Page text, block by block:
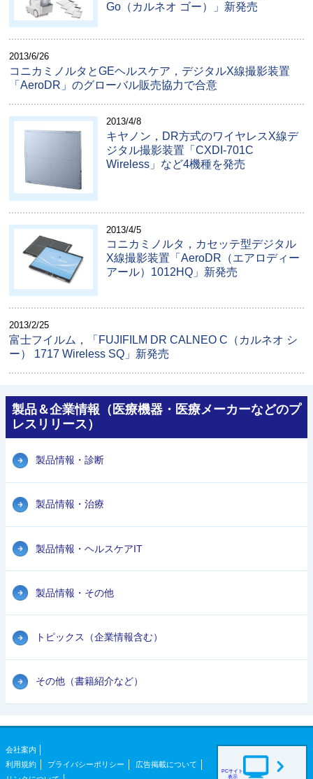
Go（カルネオ ゴー）」新発売
2013/6/26
コニカミノルタとGEヘルスケア，デジタルX線撮影装置
「AeroDR」のグローバル販売協力で合意
2013/4/8
キヤノン，DR方式のワイヤレスX線デ
ジタル撮影装置「CXDI-701C
Wireless」など4機種を発売
2013/4/5
コニカミノルタ，カセッテ型デジタル
X線撮影装置「AeroDR（エアロディー
アール）1012HQ」新発売
2013/2/25
富士フイルム，「FUJIFILM DR CALNEO C（カルネオ シ
ー） 1717 Wireless SQ」新発売
製品＆企業情報（医療機器・医療メーカーなどのプ
レスリリース）
製品情報・診断
製品情報・治療
製品情報・ヘルスケアIT
製品情報・その他
トピックス（企業情報含む）
その他（書籍紹介など）
会社案内
利用規約
プライバシーポリシー
広告掲載について
PCサイト
表示